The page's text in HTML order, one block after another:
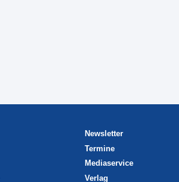
Newsletter
Termine
Mediaservice
Verlag